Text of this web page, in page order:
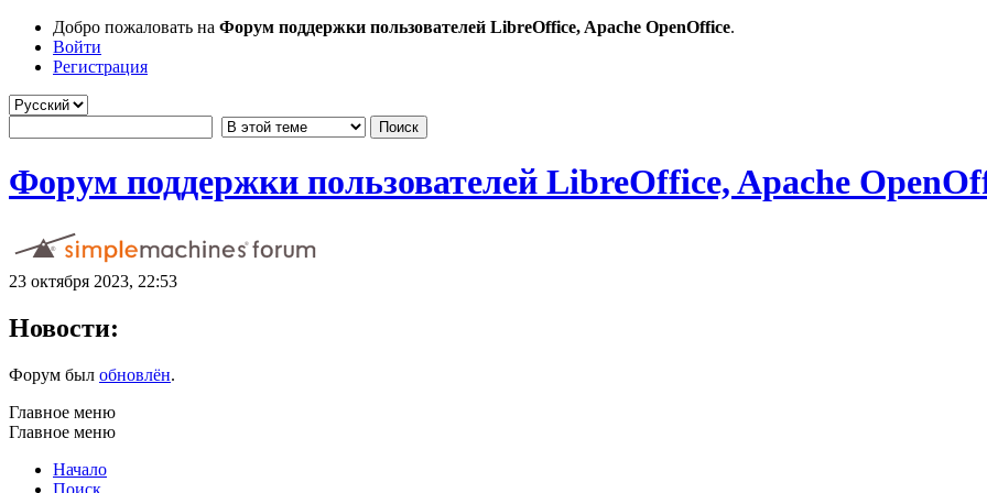
Добро пожаловать на Форум поддержки пользователей LibreOffice, Apache OpenOffice.
Войти
Регистрация
Форум поддержки пользователей LibreOffice, Apache
23 октября 2023, 22:53
Новости:
Форум был обновлён.
Главное меню
Главное меню
Начало
Поиск